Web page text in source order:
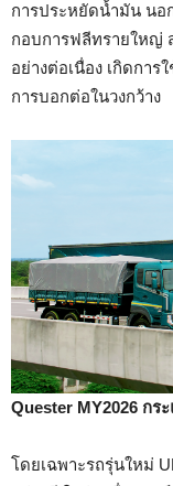
การประหยัดน้ำมัน นอ
กอบการฟลีทรายใหญ่
อย่างต่อเนื่อง เกิดกา
การบอกต่อในวงกว้าง
Quester MY2026 กร
โดยเฉพาะรถรุ่นใหม่